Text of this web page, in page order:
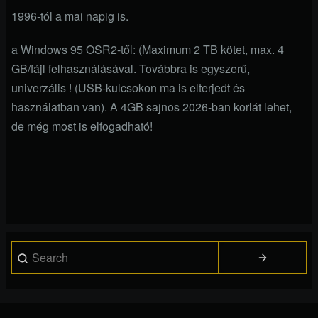
1996-tól a mai napig is.
a Windows 95 OSR2-től: (Maximum 2 TB kötet, max. 4
GB/fájl felhasználásával. Továbbra is egyszerű,
univerzális ! (USB-kulcsokon ma is elterjedt és
használatban van). A 4GB sajnos 2026-ban korlát lehet,
de még most is elfogadható!
Search